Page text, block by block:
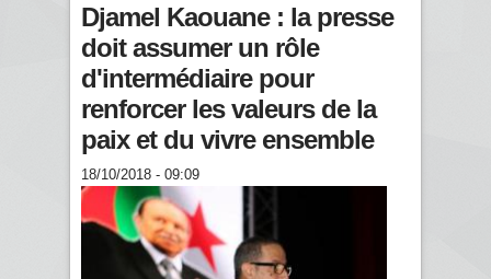
Djamel Kaouane : la presse
doit assumer un rôle
d'intermédiaire pour
renforcer les valeurs de la
paix et du vivre ensemble
18/10/2018 - 09:09